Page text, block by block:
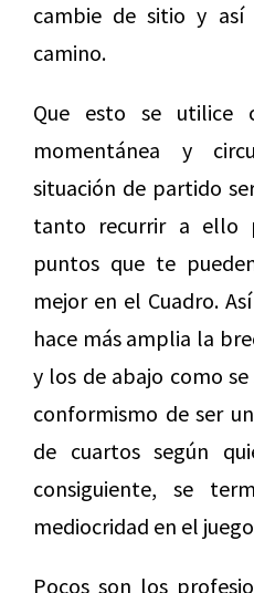
cambie de sitio y así
camino.
Que esto se utilice
momentánea y
situación de partido
tanto recurrir a ello
puntos que te
mejor en el Cuadro.
hace más amplia la
y los de abajo como
conformismo de ser
de cuartos según
consiguiente, se
mediocridad en el
Pocos son los